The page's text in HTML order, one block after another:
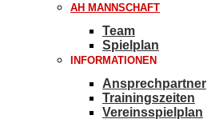
AH MANNSCHAFT
Team
Spielplan
INFORMATIONEN
Ansprechpartner
Trainingszeiten
Vereinsspielplan